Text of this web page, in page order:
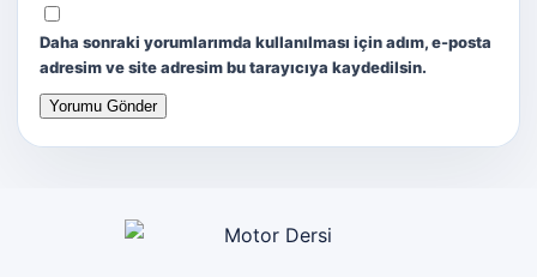
Daha sonraki yorumlarımda kullanılması için adım, e-posta
adresim ve site adresim bu tarayıcıya kaydedilsin.
Motor Dersi